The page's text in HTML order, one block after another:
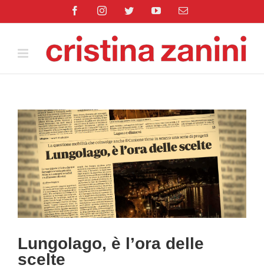
FacebookInstagramTwitterYouTubeEmail
Ingrandisci
immagine
Lungolago, è l’ora delle
scelte